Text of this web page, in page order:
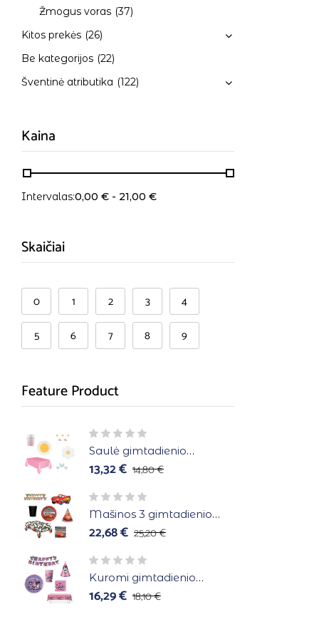
Žmogus voras (37)
Kitos prekės (26)
Be kategorijos (22)
Šventinė atributika (122)
Kaina
Intervalas:0,00 € - 21,00 €
Skaičiai
0 1 2 3
4
5
6 7 8 9
Feature Product
Saulė gimtadienio
atributika 6 asmenims
14,80€
13,32€
Mašinos 3 gimtadienio
atributika 8 asmenims
25,20€
22,68€
Kuromi gimtadienio
atributika 10 asmenims
18,10€
16,29€